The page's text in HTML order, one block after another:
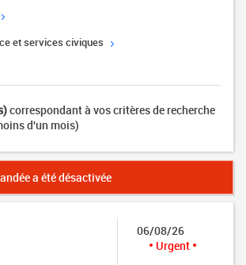
et services civiques
correspondant à vos critères de recherche
d'un mois)
a été désactivée
06/08/26
Urgent